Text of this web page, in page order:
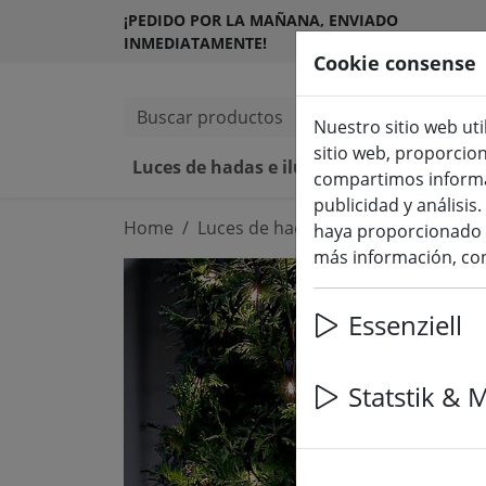
¡PEDIDO POR LA MAÑANA, ENVIADO
INMEDIATAMENTE!
Buscar productos
Luces de hadas e iluminación
Home Luces de hadas e iluminación
Cookie consense
Nuestro sitio web
sitio web,
compartimos
publicidad y
haya
más información,
Essenziell
Statstik &